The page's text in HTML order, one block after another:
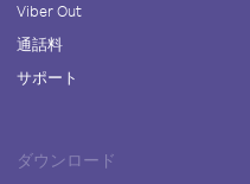
Viber Out
通話料
サポート
ダウンロード